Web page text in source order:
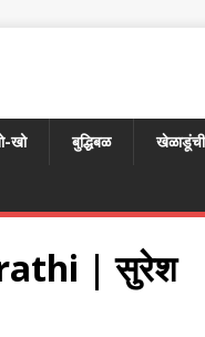
खो बुद्धिबळ खेळाडूंची
| सुरेश